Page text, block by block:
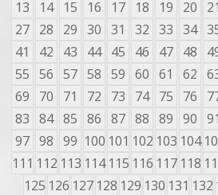
13
14 15 16 17 18 19 20 21
27 28 29 30 31 32 33 34
41
42 43 44 45 46 47 48
55 56 57 58 59 60 61 62
69
70 71 72 73 74 75 76
83 84 85 86 87 88 89 90 91
97 98 99 100 101 102 103 104
111 112 113 114 115 116 117 118
125 126 127 128 129 130 131 132